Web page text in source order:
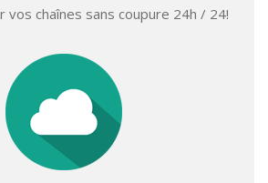
vos chaînes sans coupure 24h / 24!